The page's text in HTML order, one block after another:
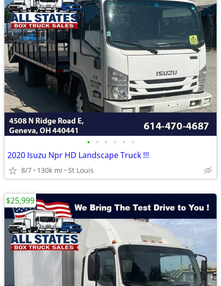
• • • • • •
2020 Isuzu Npr HD Landscape Truck !!!
8/7 130k mi St Louis
$25,999